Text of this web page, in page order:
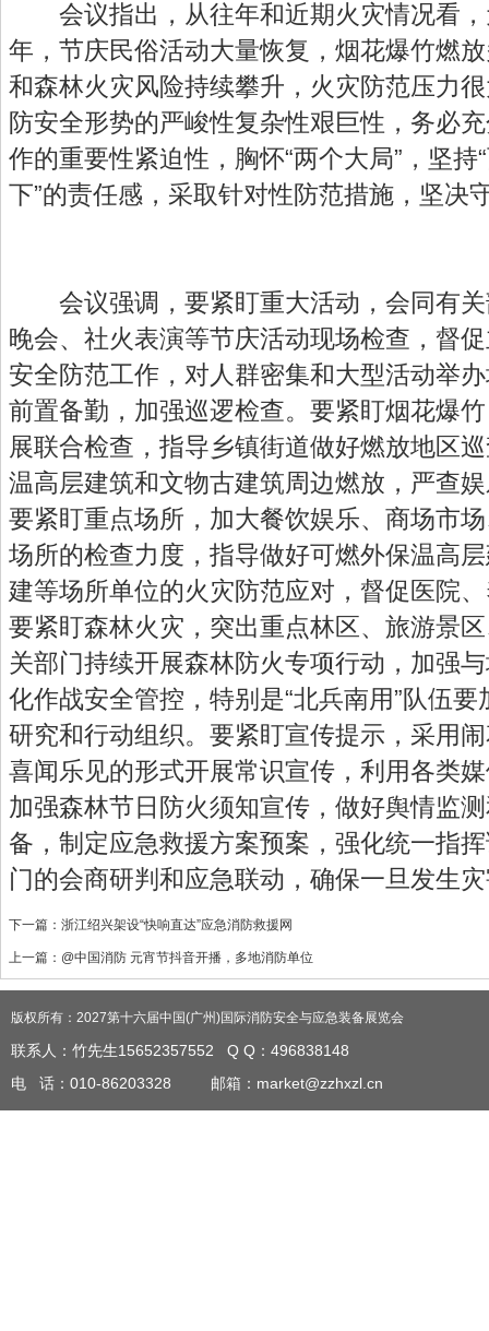
会议指出，从往年和近期火灾情况看，
年，节庆民俗活动大量恢复，烟花爆竹燃
和森林火灾风险持续攀升，火灾防范压力
防安全形势的严峻性复杂性艰巨性，务必
作的重要性紧迫性，胸怀“两个大局”，坚持
下”的责任感，采取针对性防范措施，坚决
会议强调，要紧盯重大活动，会同有关
晚会、社火表演等节庆活动现场检查，督
安全防范工作，对人群密集和大型活动举
前置备勤，加强巡逻检查。要紧盯烟花爆
展联合检查，指导乡镇街道做好燃放地区
温高层建筑和文物古建筑周边燃放，严查
要紧盯重点场所，加大餐饮娱乐、商场市
场所的检查力度，指导做好可燃外保温高
建等场所单位的火灾防范应对，督促医院
要紧盯森林火灾，突出重点林区、旅游景
关部门持续开展森林防火专项行动，加强
化作战安全管控，特别是“北兵南用”队伍
研究和行动组织。要紧盯宣传提示，采用
喜闻乐见的形式开展常识宣传，利用各类
加强森林节日防火须知宣传，做好舆情监
备，制定应急救援方案预案，强化统一指
门的会商研判和应急联动，确保一旦发生
下一篇： 浙江绍兴架设“快响直达”应急消防救援网
上一篇： @中国消防 元宵节抖音开播，多地消防单位
版权所有：2027第十六届中国(广州)国际消防安全与应急装备展览会
联系人：竹先生15652357552 Q Q ： 496838148
电 话：010-86203328 邮箱：market@zzhxzl.cn